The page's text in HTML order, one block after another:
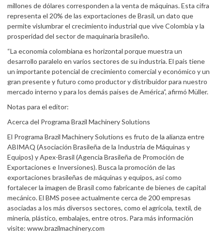
millones de dólares corresponden a la venta de máquinas. Esta cifra
representa el 20% de las exportaciones de Brasil, un dato que
permite vislumbrar el crecimiento industrial que vive Colombia y la
prosperidad del sector de maquinaria brasileño.
“La economía colombiana es horizontal porque muestra un
desarrollo paralelo en varios sectores de su industria. El país tiene
un importante potencial de crecimiento comercial y económico y un
gran presente y futuro como productor y distribuidor para nuestro
mercado interno y para los demás países de América”, afirmó Müller.
Notas para el editor:
Acerca del Programa Brazil Machinery Solutions
El Programa Brazil Machinery Solutions es fruto de la alianza entre
ABIMAQ (Asociación Brasileña de la Industria de Máquinas y
Equipos) y Apex-Brasil (Agencia Brasileña de Promoción de
Exportaciones e Inversiones). Busca la promoción de las
exportaciones brasileñas de máquinas y equipos, así como
fortalecer la imagen de Brasil como fabricante de bienes de capital
mecánico. El BMS posee actualmente cerca de 200 empresas
asociadas a los más diversos sectores, como el agrícola, textil, de
minería, plástico, embalajes, entre otros. Para más información
visite: www.brazilmachinery.com